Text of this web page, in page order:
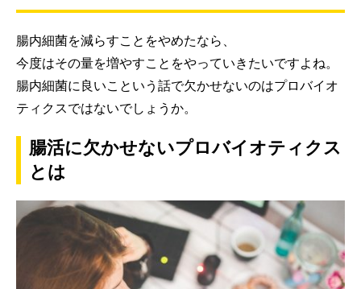
腸内細菌を減らすことをやめたなら、
今度はその量を増やすことをやっていきたいですよね。
腸内細菌に良いこという話で欠かせないのはプロバイオ
ティクスではないでしょうか。
腸活に欠かせないプロバイオティクス
とは